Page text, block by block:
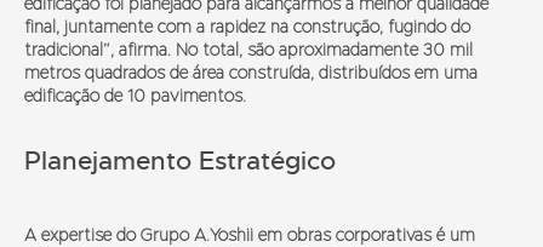
edificação foi planejado para alcançarmos a melhor qualidade
final, juntamente com a rapidez na construção, fugindo do
tradicional”, afirma. No total, são aproximadamente 30 mil
metros quadrados de área construída, distribuídos em uma
edificação de 10 pavimentos.
Planejamento Estratégico
A expertise do Grupo A.Yoshii em obras corporativas é um